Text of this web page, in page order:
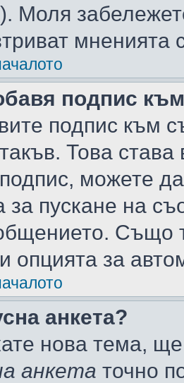
Моля
мненията
подпис
подпис към
Това
можете
за пускане на
Също
опцията за
анкета?
нова тема,
анкета точно